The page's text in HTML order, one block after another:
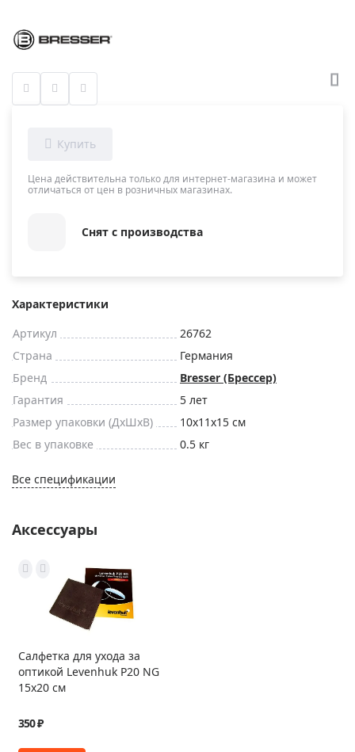
Цена действительна только для интернет-магазина и может
отличаться от цен в розничных магазинах.
Снят с производства
Характеристики
Артикул
26762
Страна
Германия
Бренд
Bresser (Брессер)
Гарантия
5 лет
Размер упаковки (ДxШxВ)
10x11x15 см
Вес в упаковке
0.5 кг
Все спецификации
Аксессуары
Салфетка для ухода за
оптикой Levenhuk P20 NG
15x20 см
350 ₽